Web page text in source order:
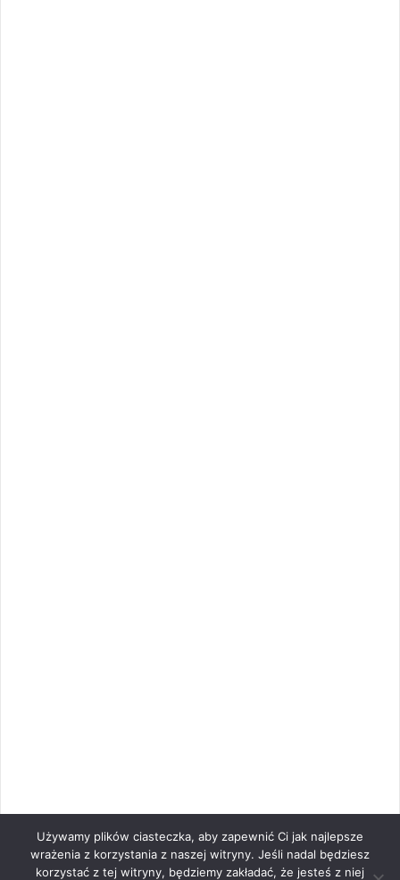
Używamy plików ciasteczka, aby zapewnić Ci jak najlepsze
wrażenia z korzystania z naszej witryny. Jeśli nadal będziesz
korzystać z tej witryny, będziemy zakładać, że jesteś z niej